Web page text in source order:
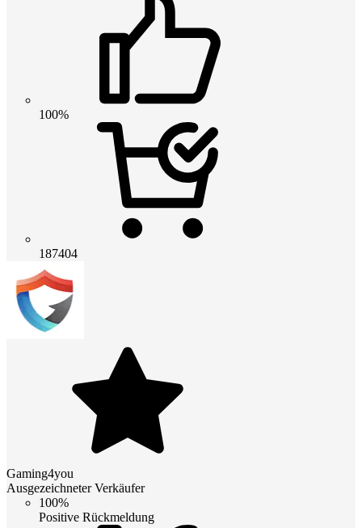
100%
187404
Gaming4you
Ausgezeichneter Verkäufer
100%
Positive Rückmeldung